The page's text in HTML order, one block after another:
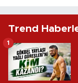
Trend
1